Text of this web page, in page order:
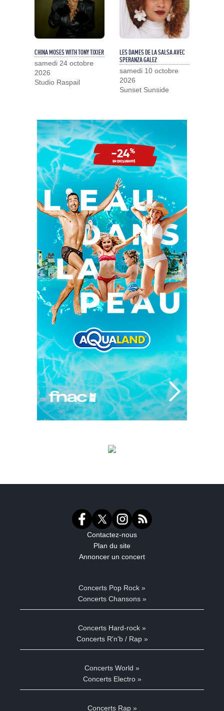
CHINA MOSES WITH TONY TIXIER
samedi 24 octobre
2026
Studio Raspail
LES DAMES DE LA SALSA AVEC
SPERANZA GALEZ
samedi 10 octobre
2026
Sunset Sunside
Contactez-nous
Plan du site
Annoncer un concert
Concerts Pop Rock »
Concerts Chansons »
Concerts Hard-rock »
Concerts R'n'b / Rap »
Concerts World »
Concerts Electro »
Concerts Rap »